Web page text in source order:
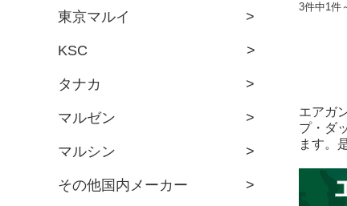
3件中1件
エアガ
プ・ダ
ます。
東京マルイ >
KSC >
タナカ >
マルゼン >
マルシン >
その他国内メーカー >